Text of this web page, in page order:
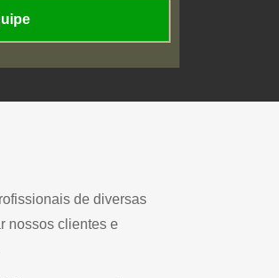
de diversas
nossos clientes e